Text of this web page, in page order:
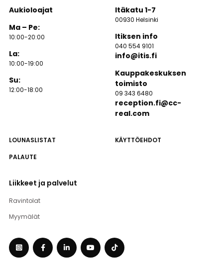
LOUNASLISTAT
KÄYTTÖEHDOT
PALAUTE
Liikkeet ja palvelut
Ravintolat
Myymälät
Aukioloajat
Ma – Pe:
10:00-20:00
La:
10:00-19:00
Su:
12:00-18:00
Itäkatu 1-7
00930 Helsinki
Itiksen info
040 554 9101
info@itis.fi
Kauppakeskuksen
toimisto
09 343 6480
reception.fi@cc-
real.com